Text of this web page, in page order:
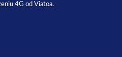
4G od Viatoa.